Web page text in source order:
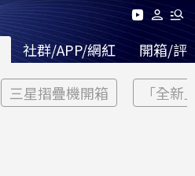
社群/APP/網紅 開箱/評
三星摺疊機開箱 「全新